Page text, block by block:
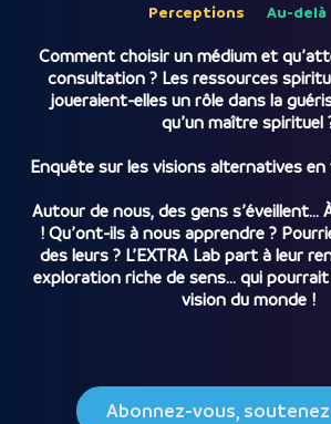
Perceptions Au-delà
Comment choisir un médium et
consultation ? Les ressources
joueraient-elles un rôle dans la
qu’un maître spirituel
Enquête sur les visions alternatives
Autour de nous, des gens s’éveillent…
! Qu’ont-ils à nous apprendre ?
des leurs ? L’EXTRA Lab part à leur
exploration riche de sens… qui
vision du monde !
Abonnez-vous,